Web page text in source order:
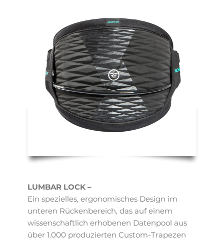
LUMBAR LOCK –
Ein spezielles, ergonomisches Design im
unteren Rückenbereich, das auf einem
wissenschaftlich erhobenen Datenpool aus
über 1.000 produzierten Custom-Trapezen